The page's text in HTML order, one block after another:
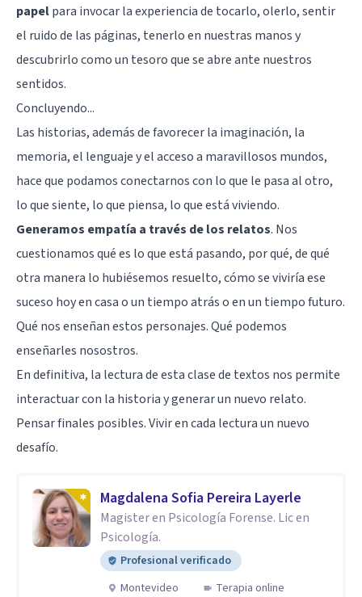
papelpara invocar la experiencia de tocarlo, olerlo, sentir
el ruido de las páginas, tenerlo en nuestras manos y
descubrirlo como un tesoro que se abre ante nuestros
sentidos.
Concluyendo...
Las historias, además de favorecer la imaginación, la
memoria, el lenguaje y el acceso a maravillosos mundos,
hace que podamos conectarnos con lo que le pasa al otro,
lo que siente, lo que piensa, lo que está viviendo.
Generamos empatía a través de los relatos. Nos
cuestionamos qué es lo que está pasando, por qué, de qué
otra manera lo hubiésemos resuelto, cómo se viviría ese
suceso hoy en casa o un tiempo atrás o en un tiempo futuro.
Qué nos enseñan estos personajes. Qué podemos
enseñarles nosostros.
En definitiva, la lectura de esta clase de textos nos permite
interactuar con la historia y generar un nuevo relato.
Pensar finales posibles. Vivir en cada lectura un nuevo
desafío.
Magdalena Sofia Pereira Layerle
Magister en Psicología Forense. Lic en
Psicología.
Profesional verificado
Montevideo
Terapia online